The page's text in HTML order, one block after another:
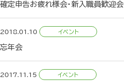
確定申告お疲れ様会・新入職員歓迎会
2018.01.10
忘年会
2017.11.15